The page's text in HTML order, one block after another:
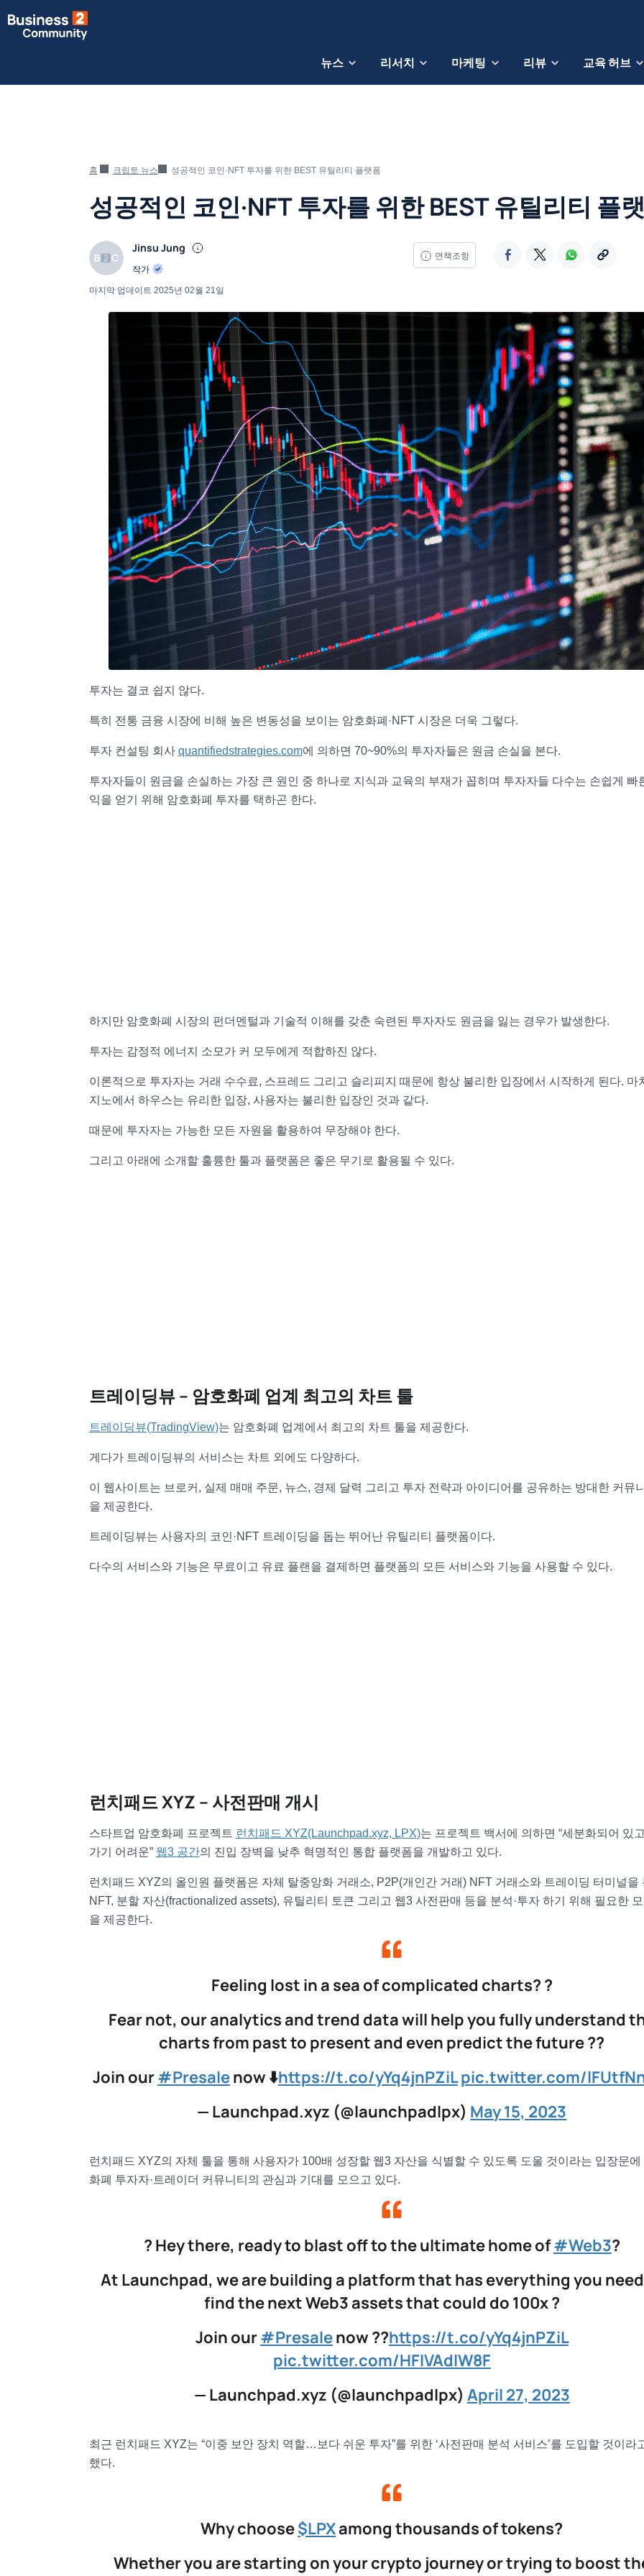
뉴스 리서치 마케팅 리뷰 교육 허브
홈 크립토 뉴스 성공적인 코인·NFT 투자를 위한 BEST 유틸리티 플랫폼
성공적인 코인·NFT 투자를 위한 BEST 유틸리티 플
Jinsu Jung
작가
면책조항
마지막 업데이트 2025년 02월 21일
투자는 결코 쉽지 않다.
특히 전통 금융 시장에 비해 높은 변동성을 보이는 암호화폐·NFT 시장은 더욱 그렇다.
투자 컨설팅 회사 quantifiedstrategies.com에 의하면 70~90%의 투자자들은 원금 손실을 본다.
투자자들이 원금을 손실하는 가장 큰 원인 중 하나로 지식과 교육의 부재가 꼽히며 투자자들 다수는 손쉽게 빠
익을 얻기 위해 암호화폐 투자를 택하곤 한다.
하지만 암호화폐 시장의 펀더멘털과 기술적 이해를 갖춘 숙련된 투자자도 원금을 잃는 경우가 발생한다.
투자는 감정적 에너지 소모가 커 모두에게 적합하진 않다.
이론적으로 투자자는 거래 수수료, 스프레드 그리고 슬리피지 때문에 항상 불리한 입장에서 시작하게 된다. 마
지노에서 하우스는 유리한 입장, 사용자는 불리한 입장인 것과 같다.
때문에 투자자는 가능한 모든 자원을 활용하여 무장해야 한다.
그리고 아래에 소개할 훌륭한 툴과 플랫폼은 좋은 무기로 활용될 수 있다.
트레이딩뷰 – 암호화폐 업계 최고의 차트 툴
트레이딩뷰(TradingView)는 암호화폐 업계에서 최고의 차트 툴을 제공한다.
게다가 트레이딩뷰의 서비스는 차트 외에도 다양하다.
이 웹사이트는 브로커, 실제 매매 주문, 뉴스, 경제 달력 그리고 투자 전략과 아이디어를 공유하는 방대한 커뮤
을 제공한다.
트레이딩뷰는 사용자의 코인·NFT 트레이딩을 돕는 뛰어난 유틸리티 플랫폼이다.
다수의 서비스와 기능은 무료이고 유료 플랜을 결제하면 플랫폼의 모든 서비스와 기능을 사용할 수 있다.
런치패드 XYZ – 사전판매 개시
스타트업 암호화폐 프로젝트 런치패드 XYZ(Launchpad.xyz, LPX)는 프로젝트 백서에 의하면 “세분화되어 있
가기 어려운” 웹3 공간의 진입 장벽을 낮추 혁명적인 통합 플랫폼을 개발하고 있다.
런치패드 XYZ의 올인원 플랫폼은 자체 탈중앙화 거래소, P2P(개인간 거래) NFT 거래소와 트레이딩 터미널을
NFT, 분할 자산(fractionalized assets), 유틸리티 토큰 그리고 웹3 사전판매 등을 분석·투자 하기 위해 필요한
을 제공한다.
Feeling lost in a sea of complicated charts? ?
Fear not, our analytics and trend data will help you fully understand
charts from past to present and even predict the future ??
Join our#Presalenow ⬇️https://t.co/yYq4jnPZiLpic.twitter.com/
— Launchpad.xyz (@launchpadlpx) May 15, 2023
런치패드 XYZ의 자체 툴을 통해 사용자가 100배 성장할 웹3 자산을 식별할 수 있도록 도울 것이라는 입장문에
화폐 투자자·트레이더 커뮤니티의 관심과 기대를 모으고 있다.
? Hey there, ready to blast off to the ultimate home of#Web3?
At Launchpad, we are building a platform that has everything you
find the next Web3 assets that could do 100x ?
Join our#Presalenow ??https://t.co/yYq4jnPZiL
pic.twitter.com/HFIVAdlW8F
— Launchpad.xyz (@launchpadlpx) April 27, 2023
최근 런치패드 XYZ는 “이중 보안 장치 역할…보다 쉬운 투자”를 위한 ‘사전판매 분석 서비스’를 도입할 것이라
했다.
Why choose$LPXamong thousands of tokens?
Whether you are starting on your crypto journey or trying to boost